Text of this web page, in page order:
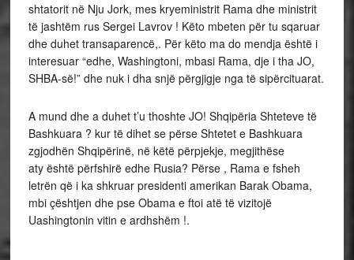
shtatorit në Nju Jork, mes kryeministrit Rama dhe ministrit
të jashtëm rus Sergei Lavrov ! Këto mbeten për tu sqaruar
dhe duhet transaparencë,. Për këto ma do mendja është i
interesuar “edhe, Washingtoni, mbasi Rama, dje i tha JO,
SHBA-së!” dhe nuk i dha snjë përgjigje nga të sipërcituarat.
A mund dhe a duhet t’u thoshte JO! Shqipëria Shteteve të
Bashkuara ? kur të dihet se përse Shtetet e Bashkuara
zgjodhën Shqipërinë, në këtë përpjekje, megjithëse
aty është përfshirë edhe Rusia? Përse , Rama e fsheh
letrën që i ka shkruar presidenti amerikan Barak Obama,
mbi çështjen dhe pse Obama e ftoi atë të vizitojë
Uashingtonin vitin e ardhshëm !.